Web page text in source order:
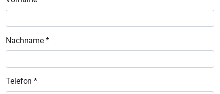
Nachname *
Telefon *